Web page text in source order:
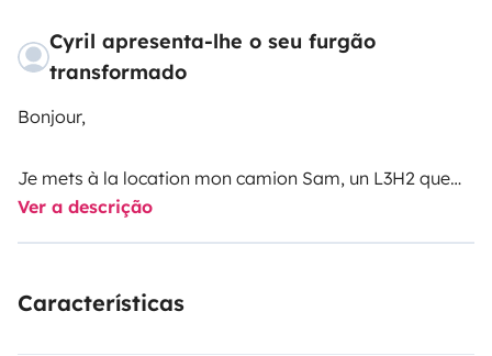
Cyril apresenta-lhe o seu furgão
transformado
Bonjour,
Je mets à la location mon camion Sam, un L3H2 que
j’ai aménagé moi-même. Il est simple d’utilisation et
très pratique pour vos escapades.
À l’avant :
Ver a descrição
Características